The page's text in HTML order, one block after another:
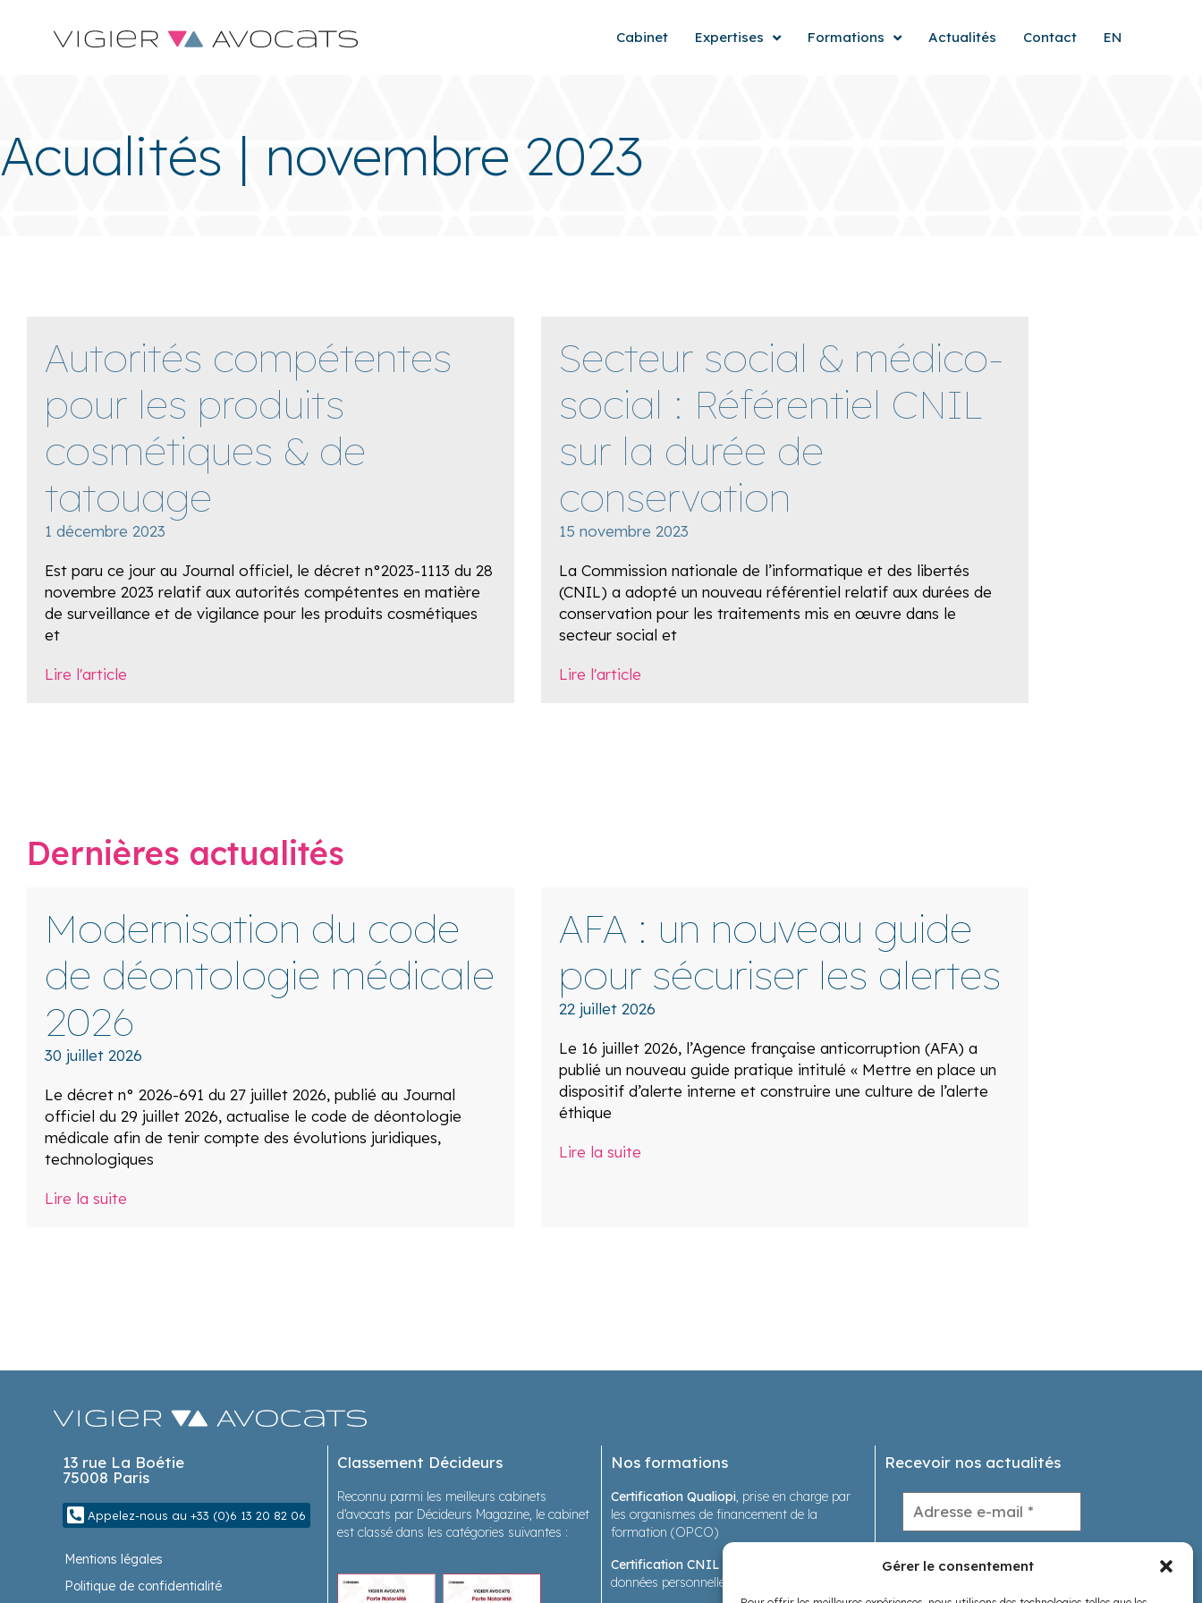
Gérer le consentement
Cabinet Expertises Formations Actualités Contact EN
Acualités | novembre 2023
Autorités compétentes
pour les produits
cosmétiques & de
tatouage
1 décembre 2023
Est paru ce jour au Journal officiel, le décret n°2023-1113 du 28
novembre 2023 relatif aux autorités compétentes en matière
de surveillance et de vigilance pour les produits cosmétiques
et
Lire l'article
Secteur social & médico-
social : Référentiel CNIL
sur la durée de
conservation
15 novembre 2023
La Commission nationale de l’informatique et des libertés
(CNIL) a adopté un nouveau référentiel relatif aux durées de
conservation pour les traitements mis en œuvre dans le
secteur social et
Lire l'article
Dernières actualités
Modernisation du code
de déontologie médicale
2026
30 juillet 2026
Le décret n° 2026-691 du 27 juillet 2026, publié au Journal
officiel du 29 juillet 2026, actualise le code de déontologie
médicale afin de tenir compte des évolutions juridiques,
technologiques
Lire la suite
AFA : un nouveau guide
pour sécuriser les alertes
22 juillet 2026
Le 16 juillet 2026, l’Agence française anticorruption (AFA) a
publié un nouveau guide pratique intitulé « Mettre en place un
dispositif d’alerte interne et construire une culture de l’alerte
éthique
Lire la suite
13 rue La Boétie
75008 Paris
Appelez-nous au +33 (0)6 13 20 82 06
Mentions légales
Politique de confidentialité
Classement Décideurs
Reconnu parmi les meilleurs cabinets
d’avocats par Décideurs Magazine, le cabinet
est classé dans les catégories suivantes :
Nos formations
Certification Qualiopi, prise en charge par
les organismes de financement de la
formation (OPCO)
Certification CNIL
données personnelles en santé
Recevoir nos actualités